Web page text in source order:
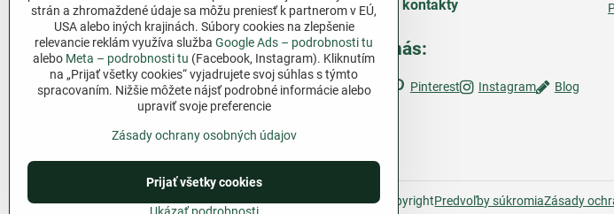
Rýchla komunikácia - mail
Pri nákupe nad 69 € doprava
zadarmo
Pri nákupe nad 39 € darček na
Ďalšie kontakty
Sledujte nás:
Facebook Pinterest Instagram Blog
©2026CopyrightPredvoľby súkromiaZásady
strán a zhromaždené údaje sa môžu preniesť k partnerom v EÚ,
USA alebo iných krajinách. Súbory cookies na zlepšenie
relevancie reklám využíva služba Google Ads – podrobnosti tu
alebo Meta – podrobnosti tu (Facebook, Instagram). Kliknutím
na „Prijať všetky cookies“ vyjadrujete svoj súhlas s týmto
spracovaním. Nižšie môžete nájsť podrobné informácie alebo
upraviť svoje preferencie
Zásady ochrany osobných údajov
Prijať všetky cookies